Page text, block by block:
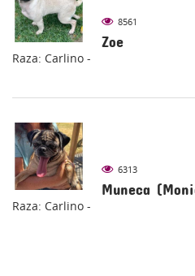
8561
Zoe
Raza: Carlino -
6313
Muneca
Raza: Carlino -